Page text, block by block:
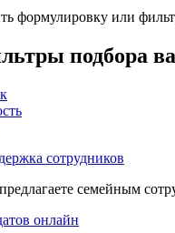
формулировку или
подбора
сотрудников
семейным
онлайн